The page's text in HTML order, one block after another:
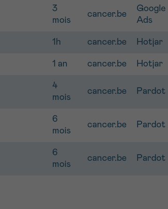
3
mois
cancer.be
Google
Ads
1h cancer.be Hotjar
1 an cancer.be Hotjar
4
mois
cancer.be Pardot
6
mois
cancer.be Pardot
6
mois
cancer.be Pardot